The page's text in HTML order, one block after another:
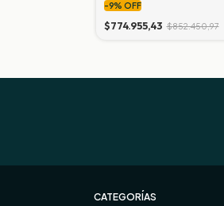
-9% OFF
$774.955,43 $852.450,97
CATEGORÍAS